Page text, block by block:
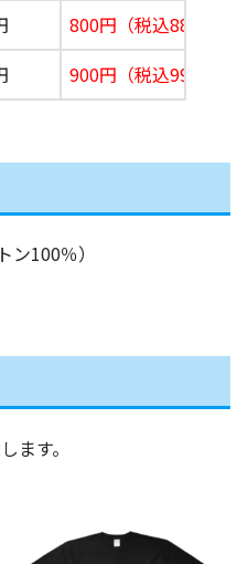
800円 （税込880円）
900円（税込990円）
100％）
ます。